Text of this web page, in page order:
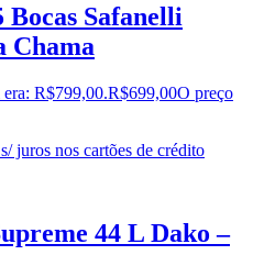
Bocas Safanelli
Chama
R$799,00.R$699,00O preço
juros nos cartões de crédito
44 L Dako –